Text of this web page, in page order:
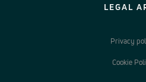
LEGAL
Privacy
Cookie